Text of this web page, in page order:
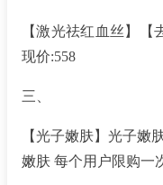
【激光祛红血丝】【
现价:558
三、
【光子嫩肤】光子嫩
嫩肤 每个用户限购一